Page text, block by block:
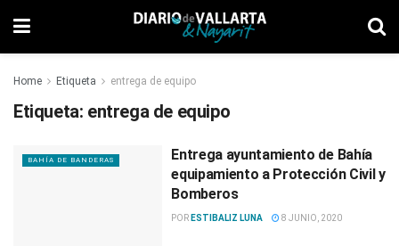
Home Etiqueta entrega de equipo
Etiqueta: entrega de equipo
BAHÍA DE BANDERAS
Entrega ayuntamiento de Bahía
equipamiento a Protección Civil y
Bomberos
POR ESTIBALIZ LUNA 8 JUNIO, 2020